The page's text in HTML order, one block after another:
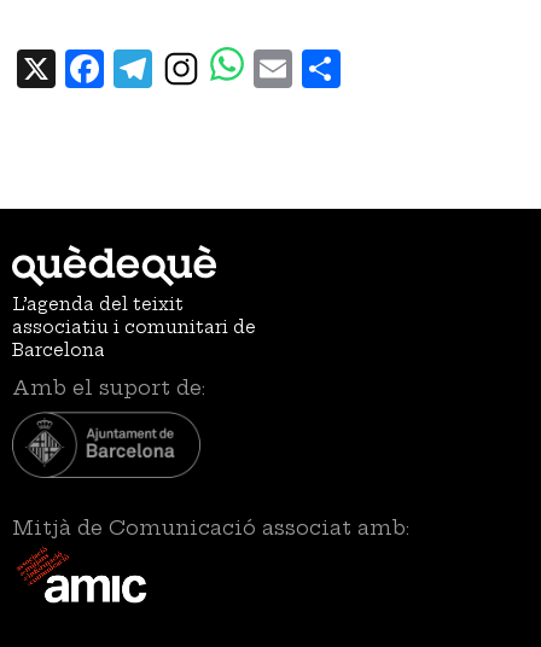
X Facebook
TelegramEmail
L’agenda del teixit
associatiu i comunitari de
Barcelona
Amb el suport de:
Mitjà de Comunicació associat amb: